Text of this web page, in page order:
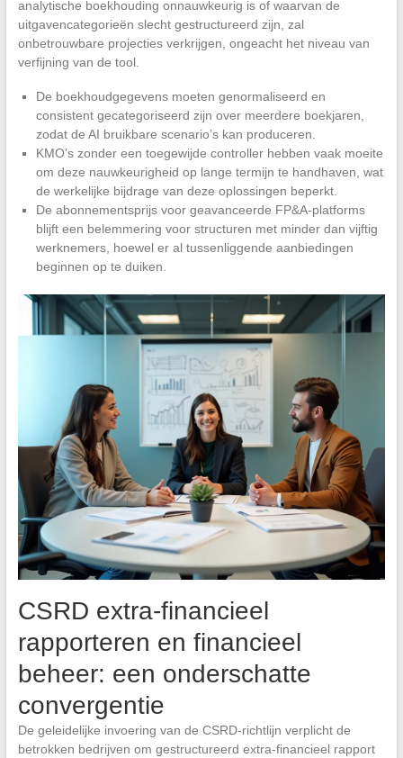
analytische boekhouding onnauwkeurig is of waarvan de
uitgavencategorieën slecht gestructureerd zijn, zal
onbetrouwbare projecties verkrijgen, ongeacht het niveau van
verfijning van de tool.
De boekhoudgegevens moeten genormaliseerd en
consistent gecategoriseerd zijn over meerdere boekjaren,
zodat de AI bruikbare scenario’s kan produceren.
KMO’s zonder een toegewijde controller hebben vaak moeite
om deze nauwkeurigheid op lange termijn te handhaven, wat
de werkelijke bijdrage van deze oplossingen beperkt.
De abonnementsprijs voor geavanceerde FP&A-platforms
blijft een belemmering voor structuren met minder dan vijftig
werknemers, hoewel er al tussenliggende aanbiedingen
beginnen op te duiken.
CSRD extra-financieel
rapporteren en financieel
beheer: een onderschatte
convergentie
De geleidelijke invoering van de CSRD-richtlijn verplicht de
betrokken bedrijven om gestructureerd extra-financieel rapport